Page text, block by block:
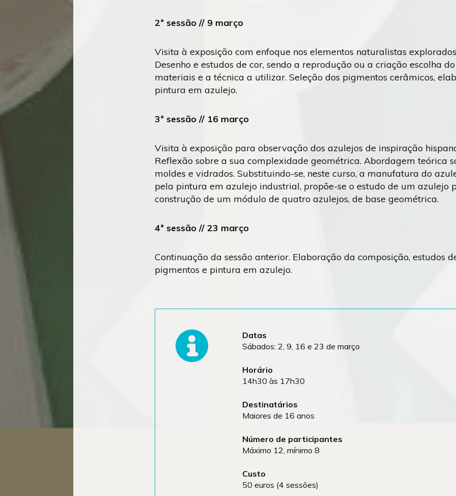
2ª sessão // 9 março
Visita à exposição com enfoque nos elementos naturalistas
Desenho e estudos de cor, sendo a reprodução ou a criação escolha
materiais e a técnica a utilizar. Seleção dos pigmentos cerâmicos,
pintura em azulejo.
3ª sessão // 16 março
Visita à exposição para observação dos azulejos de inspiração
Reflexão sobre a sua complexidade geométrica. Abordagem teórica
moldes e vidrados. Substituindo-se, neste curso, a manufatura do
pela pintura em azulejo industrial, propõe-se o estudo de um azulejo
construção de um módulo de quatro azulejos, de base geométrica.
4ª sessão // 23 março
Continuação da sessão anterior. Elaboração da composição, estudos
pigmentos e pintura em azulejo.
Datas
Sábados: 2, 9, 16 e 23 de março
Horário
14h30 às 17h30
Destinatários
Maiores de 16 anos
Número de participantes
Máximo 12, mínimo 8
Custo
50 euros (4 sessões)